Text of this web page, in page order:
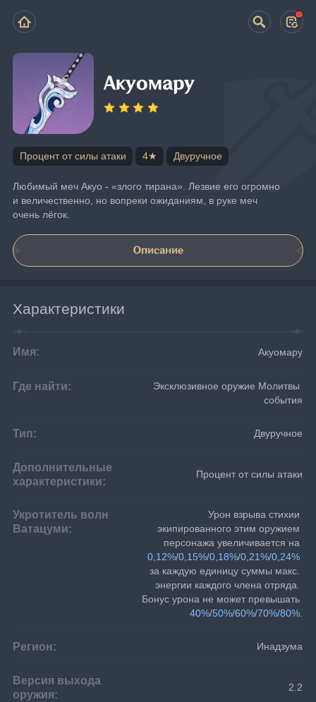
Акуомару
Процент от силы атаки 4★ Двуручное
Любимый меч Акуо - «злого тирана». Лезвие его огромно
и величественно, но вопреки ожиданиям, в руке меч
очень лёгок.
Описание
Характеристики
Имя: Акуомару
Где найти:
Эксклюзивное оружие Молитвы
события
Тип: Двуручное
Дополнительные
характеристики:
Процент от силы атаки
Укротитель волн
Ватацуми:
Урон взрыва стихии
экипированного этим оружием
персонажа увеличивается на
0,12%/0,15%/0,18%/0,21%/0,24%
за каждую единицу суммы макс.
энергии каждого члена отряда.
Бонус урона не может превышать
40%/50%/60%/70%/80%
Регион: Инадзума
Версия выхода
оружия:
2.2